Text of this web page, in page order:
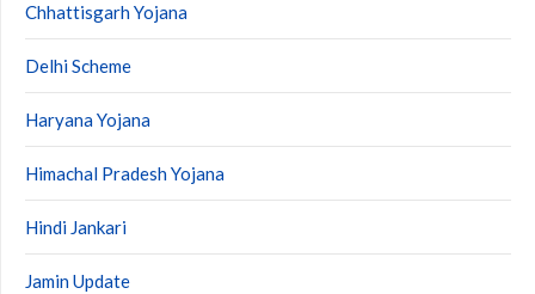
Chhattisgarh Yojana
Delhi Scheme
Haryana Yojana
Himachal Pradesh Yojana
Hindi Jankari
Jamin Update